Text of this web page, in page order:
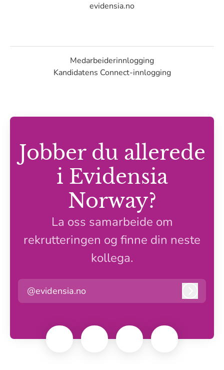
evidensia.no
Medarbeiderinnlogging
Kandidatens Connect-innlogging
Jobber du allerede
i Evidensia
Norway?
La oss samarbeide om
rekrutteringen og finne din neste
kollega.
@evidensia.no